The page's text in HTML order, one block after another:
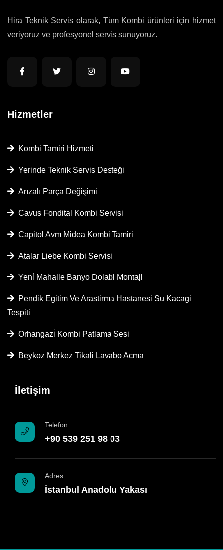
Hira Teknik Servis olarak, Tüm Kombi ürünleri için hizmet
veriyoruz ve profesyonel servis sunuyoruz.
Hizmetler
Kombi Tamiri Hizmeti
Yerinde Teknik Servis Desteği
Arızalı Parça Değişimi
Cavus Fondital Kombi Servisi
Capitol Avm Midea Kombi Tamiri
Atalar Liebe Kombi Servisi
Yeni̇ Mahalle Banyo Dolabi Montaji
Pendik Egitim Ve Arastirma Hastanesi Su Kacagi
Tespiti
Orhangazi̇ Kombi Patlama Sesi
Beykoz Merkez Tikali Lavabo Acma
İletişim
Telefon
+90 539 251 98 03
Adres
İstanbul Anadolu Yakası